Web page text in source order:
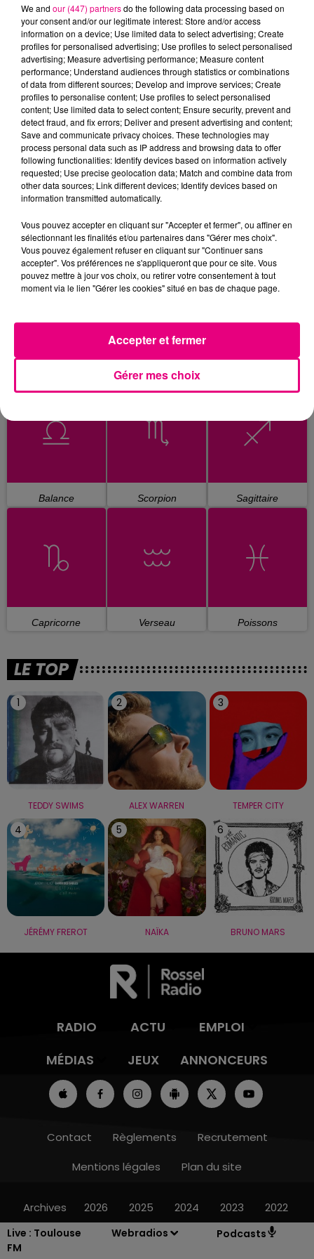
Live : Toulouse
FM
Webradios Podcasts
SHAKIRA FEAT. BURNA
BOY
Dai Dai
JAIN
Come
ALEX WARREN
Passenger
L'HOROSCOPE
Bélier Taureau Gémeaux
Lion
Balance Scorpion Sagittaire
Capricorne Verseau Poissons
LE TOP
1
TEDDY SWIMS
2
ALEX WARREN
3
TEMPER CITY
4
JÉRÉMY FREROT
5
NAÏKA
6
BRUNO MARS
RADIO ACTU
EMPLOI
MÉDIAS
JEUX ANNONCEURS
Contact Règlements
Recrutement
Mentions légales
Plan du site
Archives 2026 2025 2024 2023 2022
We and our (447) partnersdo the following data processing based on
your consent and/or our legitimate interest: Store and/or access
information on a device; Use limited data to select advertising; Create
profiles for personalised advertising; Use profiles to select personalised
advertising; Measure advertising performance; Measure content
performance; Understand audiences through statistics or combinations
of data from different sources; Develop and improve services; Create
profiles to personalise content; Use profiles to select personalised
content; Use limited data to select content; Ensure security, prevent and
detect fraud, and fix errors; Deliver and present advertising and content;
Save and communicate privacy choices. These technologies may
process personal data such as IP address and browsing data to offer
following functionalities: Identify devices based on information actively
requested; Use precise geolocation data; Match and combine data from
other data sources; Link different devices; Identify devices based on
information transmitted automatically.
Vous pouvez accepter en cliquant sur "Accepter et fermer", ou affiner en
sélectionnant les finalités et/ou partenaires dans "Gérer mes choix".
Vous pouvez également refuser en cliquant sur "Continuer sans
accepter". Vos préférences ne s'appliqueront que pour ce site. Vous
pouvez mettre à jour vos choix, ou retirer votre consentement à tout
moment via le lien "Gérer les cookies" situé en bas de chaque page.
Gérer mes choix
Accepter et fermer